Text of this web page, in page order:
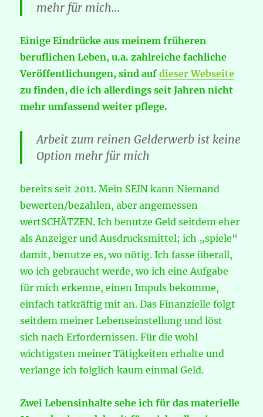
mehr für mich…
Einige Eindrücke aus meinem früheren
beruflichen Leben, u.a. zahlreiche fachliche
Veröffentlichungen, sind aufdieser Webseite
zu finden, die ich allerdings seit Jahren nicht
mehr umfassend weiter pflege.
Arbeit zum reinen Gelderwerb ist keine
Option mehr für mich
bereits seit 2011. Mein SEIN kann Niemand
bewerten/bezahlen, aber angemessen
wertSCHÄTZEN. Ich benutze Geld seitdem eher
als Anzeiger und Ausdrucksmittel; ich „spiele“
damit, benutze es, wo nötig. Ich fasse überall,
wo ich gebraucht werde, wo ich eine Aufgabe
für mich erkenne, einen Impuls bekomme,
einfach tatkräftig mit an. Das Finanzielle folgt
seitdem meiner Lebenseinstellung und löst
sich nach Erfordernissen. Für die wohl
wichtigsten meiner Tätigkeiten erhalte und
verlange ich folglich kaum einmal Geld.
Zwei Lebensinhalte sehe ich für das materielle